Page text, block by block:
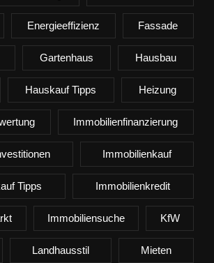
Energieeffizienz Fassade
Gartenhaus Hausbau
Hauskauf Tipps Heizung
Immobilienfinanzierung
Immobilienkauf
Tipps Immobilienkredit
Immobiliensuche KfW
Landhausstil Mieten